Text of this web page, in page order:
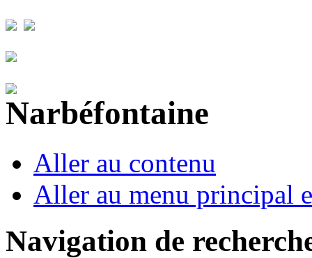
Aller au contenu
Aller au menu principal
Navigation de